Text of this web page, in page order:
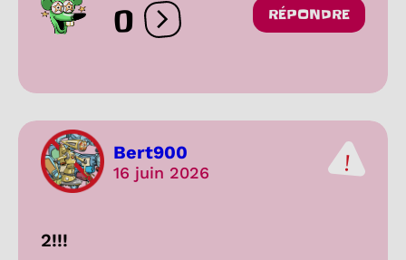
0 Ouvrir les réactions
RÉPONDRE
Bert900
16 juin 2026
2!!!